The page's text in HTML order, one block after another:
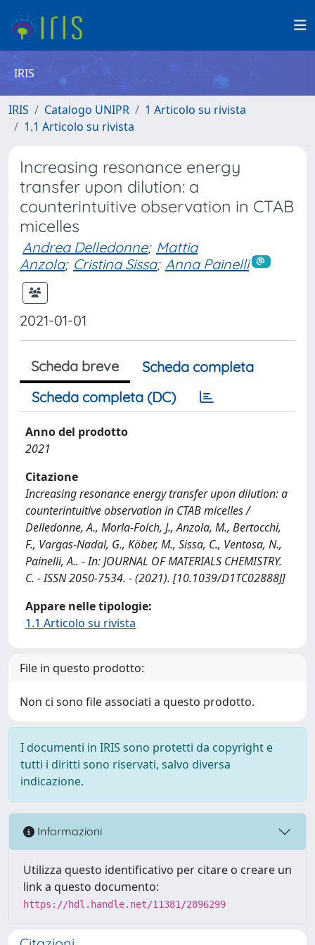
IRIS
IRIS Catalogo UNIPR
1 Articolo su rivista
1.1 Articolo su rivista
Increasing resonance energy
transfer upon dilution: a
counterintuitive observation in CTAB
micelles
Andrea Delledonne; Mattia
Anzola; Cristina Sissa; Anna Painelli
2021-01-01
Scheda breve
Scheda completa
Scheda completa (DC)
Anno del prodotto
2021
Citazione
Increasing resonance energy transfer upon dilution: a
counterintuitive observation in CTAB micelles /
Delledonne, A., Morla-Folch, J., Anzola, M., Bertocchi,
F., Vargas-Nadal, G., Köber, M., Sissa, C., Ventosa, N.,
Painelli, A.. - In: JOURNAL OF MATERIALS CHEMISTRY.
C. - ISSN 2050-7534. - (2021). [10.1039/D1TC02888J]
Appare nelle tipologie:
1.1 Articolo su rivista
File in questo prodotto:
Non ci sono file associati a questo prodotto.
I documenti in IRIS sono protetti da copyright e
tutti i diritti sono riservati, salvo diversa
indicazione.
Informazioni
Utilizza questo identificativo per citare o creare un
link a questo documento:
https://hdl.handle.net/11381/2896299